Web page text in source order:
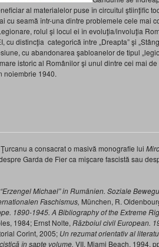
al materialelor puse în circuitul ştiinţific
cu seamă într-una dintre problemele cele mai
rolul şi locul ei în evoluţia/involuţia
cu distincţia categorică între „Dreapta” şi
cu abandonarea şabloanelor de tipul
istoric al Românilor şi unul dintre cei mai
noiembrie 1940.
a consacrat o masivă monografie lui
Garda de Fier ca mişcare fascistă sau
Michael” in Rumänien. Soziale
Faschismus, München, R.
1890-1945. A Bibliography of the Extreme
1984; Ernst Nolte, Războiul civil European.
Corint, 2005; Un rezumat orientativ al
în şapte volume, VII, Miami Beach, 1994,